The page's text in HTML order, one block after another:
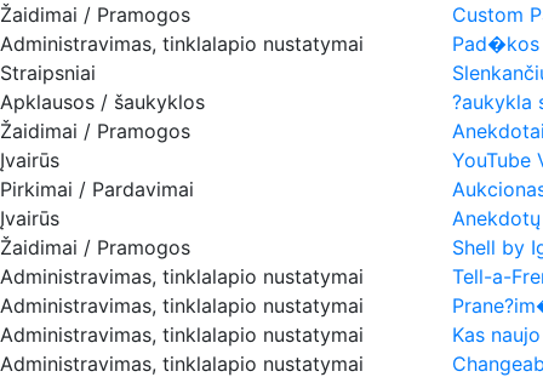
Žaidimai / Pramogos
Custom
Administravimas, tinklalapio nustatymai
Pad�kos
Straipsniai
Apklausos / šaukyklos
?aukykla
Žaidimai / Pramogos
Įvairūs
YouTube
Pirkimai / Pardavimai
Įvairūs
Žaidimai / Pramogos
Shell by
Administravimas, tinklalapio nustatymai
Tell-a-
Administravimas, tinklalapio nustatymai
Administravimas, tinklalapio nustatymai
Kas naujo
Administravimas, tinklalapio nustatymai